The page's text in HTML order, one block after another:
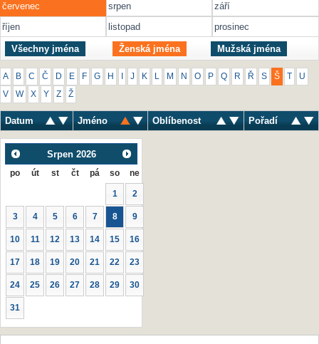
červenec
srpen
září
říjen
listopad prosinec
Všechny jména Ženská jména Mužská jména
A B C Č D E F G H J K M N O P Q R Ř S Š U
V W X Y Z Ž
Datum Jméno Oblíbenost Pořadí
Srpen 2026
po út st čt pá so ne
1 2
3 4 5 6 7 8 9
10 11 12 13 14 15 16
17 18 19 20 21 22 23
24 25 26 27 28 29 30
31